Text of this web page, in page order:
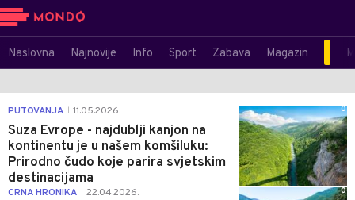
Naslovna Najnovije Info Sport Zabava Magazin
PUTOVANJA 11.05.2026.
Suza Evrope - najdublji kanjon na
kontinentu je u našem komšiluku:
Prirodno čudo koje parira svjetskim
destinacijama
0
CRNA HRONIKA 22.04.2026. 0